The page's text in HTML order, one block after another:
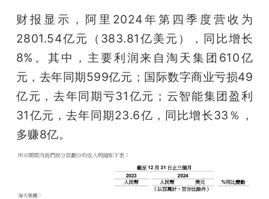
财报显示，阿里2024年第四季度营收为
2801.54亿元（383.81亿美元），同比增长
8%。其中，主要利润来自淘天集团610亿
元，去年同期599亿元；国际数字商业亏损49
亿元，去年同期亏31亿元；云智能集团盈利
31亿元，去年同期23.6亿，同比增长33％，
多赚8亿。